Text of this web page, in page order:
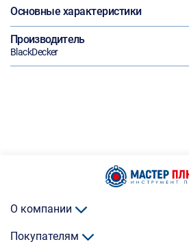
Основные характеристики
Производитель
BlackDecker
О компании
Покупателям